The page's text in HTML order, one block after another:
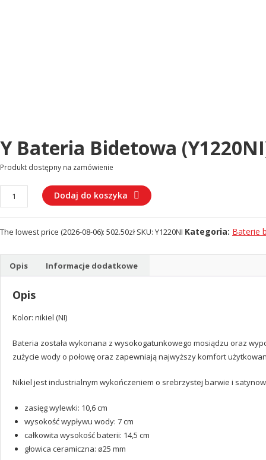
Y Bateria Bidetowa
Produkt dostępny na zamówienie
ilość
Y
Bateria
bidetowa
Dodaj do koszyka
The lowest price (2026-08-06): 502.50zł SKU: Y1220NI Kategoria: Baterie
Opis Informacje dodatkowe
Opis
Kolor: nikiel (NI)
Bateria została wykonana z wysokogatunkowego mosiądzu oraz
zużycie wody o połowę oraz zapewniają najwyższy komfort
Nikiel jest industrialnym wykończeniem o srebrzystej barwie i
zasięg wylewki: 10,6 cm
wysokość wypływu wody: 7 cm
całkowita wysokość baterii: 14,5 cm
głowica ceramiczna: ø25 mm